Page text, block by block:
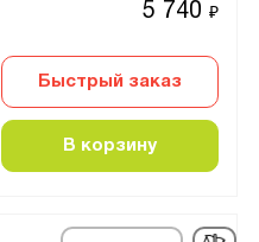
5 740₽
Быстрый заказ
В корзину